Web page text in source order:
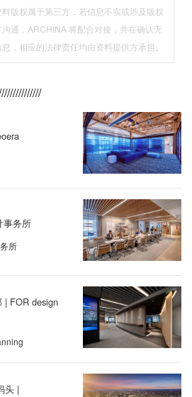
版权属于第三方，若信息不实或涉及版权
通，ARCHINA 将配合对接，并在确认无
，相应的法律责任均由资料提供方承担。
事务所
所
| FOR design
头 |